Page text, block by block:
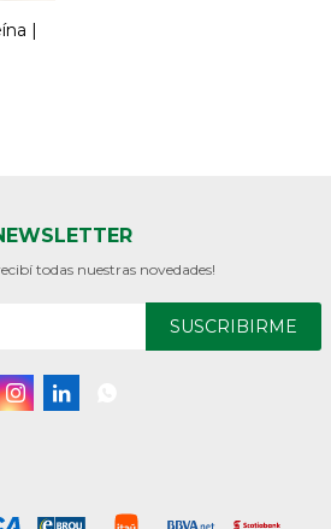
|
todas nuestras novedades!
SUSCRIBIRME
 